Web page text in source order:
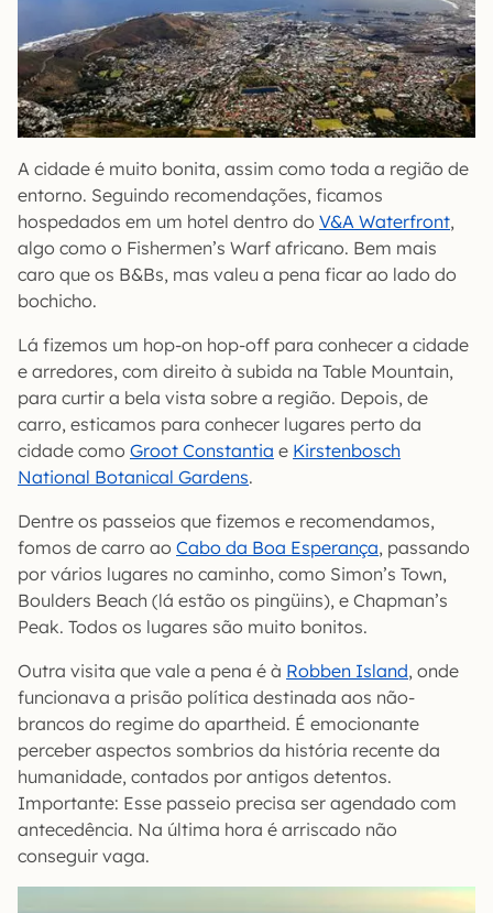
A cidade é muito bonita, assim como toda a região de
entorno. Seguindo recomendações, ficamos
hospedados em um hotel dentro do V&A Waterfront,
algo como o Fishermen’s Warf africano. Bem mais
caro que os B&Bs, mas valeu a pena ficar ao lado do
bochicho.
Lá fizemos um hop-on hop-off para conhecer a cidade
e arredores, com direito à subida na Table Mountain,
para curtir a bela vista sobre a região. Depois, de
carro, esticamos para conhecer lugares perto da
cidade como Groot Constantia e Kirstenbosch
National Botanical Gardens.
Dentre os passeios que fizemos e recomendamos,
fomos de carro ao Cabo da Boa Esperança, passando
por vários lugares no caminho, como Simon’s Town,
Boulders Beach (lá estão os pingüins), e Chapman’s
Peak. Todos os lugares são muito bonitos.
Outra visita que vale a pena é à Robben Island, onde
funcionava a prisão política destinada aos não-
brancos do regime do apartheid. É emocionante
perceber aspectos sombrios da história recente da
humanidade, contados por antigos detentos.
Importante: Esse passeio precisa ser agendado com
antecedência. Na última hora é arriscado não
conseguir vaga.